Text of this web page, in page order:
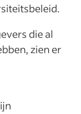
die al
zien er